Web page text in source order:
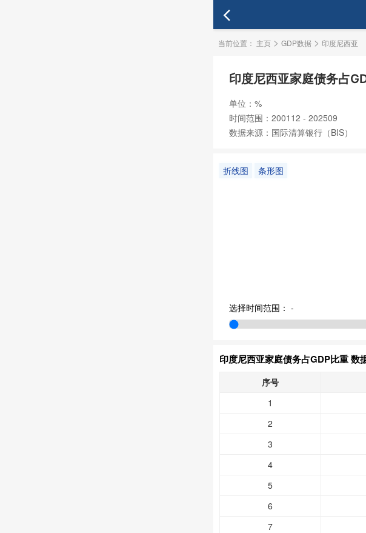
当前位置： 主页 > GDP数据 > 印度尼西亚
印度尼西亚家庭债务占
单位：%
时间范围：200112 - 202509
数据来源：国际清算银行（BIS）
折线图 条形图
选择时间范围： -
印度尼西亚家庭债务占GDP比重 数
序号
1
2
3
4
5
6
7